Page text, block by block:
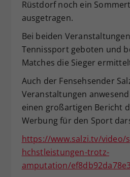
Rüstdorf noch ein
ausgetragen.
Bei beiden
Tennissport geboten und
Matches die Sieger
Auch der Fensehsender
Veranstaltungen
einen großartigen Bericht
Werbung für den Sport
https://www.salzi.tv/video/
hchstleistungen-trotz-
amputation/
Zweck
Einstellungen.
zufällig
historische
vorgenommen
Webseiten-
hat.